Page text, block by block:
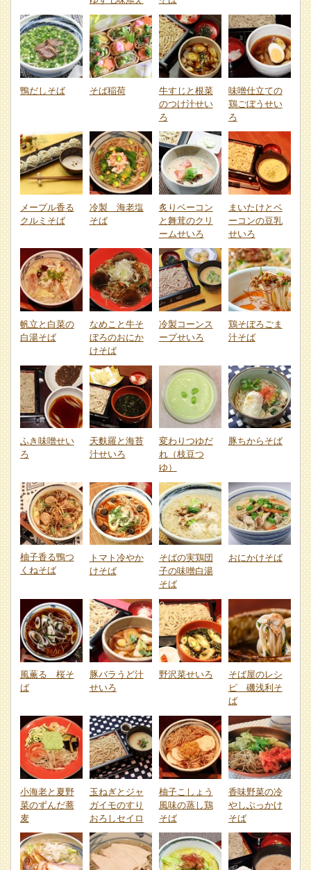
鴨だしそば そば稲荷
牛すじと根菜
のつけ汁せい
ろ
味噌仕立ての
鶏ごぼうせい
ろ
メープル香る
クルミそば
冷製 海老塩
そば
炙りベーコン
と舞茸のクリ
ームせいろ
まいたけとベ
ーコンの豆乳
せいろ
帆立と白菜の
白湯そば
なめこと牛そ
ぼろのおにか
けそば
冷製コーンス
ープせいろ
鶏そぼろごま
汁そば
ふき味噌せい
ろ
天麩羅と海苔
汁せいろ
変わりつゆだ
れ（枝豆つ
ゆ）
豚ちからそば
柚子香る鴨つ
くねそば
トマト冷やか
けそば
そばの実鶏団
子の味噌白湯
そば
おにかけそば
風薫る 桜そ
ば
豚バラうど汁
せいろ
野沢菜せいろ
そば屋のレシ
ピ 磯浅利そ
ば
小海老と夏野
菜のずんだ蕎
麦
玉ねぎとジャ
ガイモのすり
おろしセイロ
柚子こしょう
風味の蒸し鶏
そば
香味野菜の冷
やしぶっかけ
そば